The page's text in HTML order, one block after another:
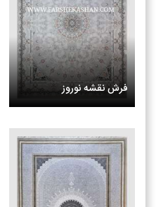
فرش نقشه نوروز